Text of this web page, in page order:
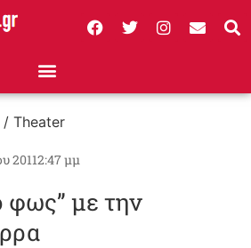
Theater
20112:47 μμ
φως” με την